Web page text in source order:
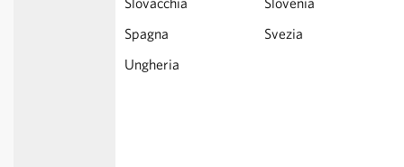
Spagna
Svezia
Ungheria